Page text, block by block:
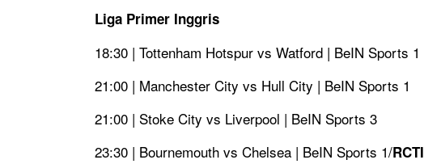
Liga Primer Inggris
18:30 | Tottenham Hotspur vs Watford | BeIN Sports 1
21:00 | Manchester City vs Hull City | BeIN Sports 1
21:00 | Stoke City vs Liverpool | BeIN Sports 3
23:30 | Bournemouth vs Chelsea | BeIN Sports 1/RCTI